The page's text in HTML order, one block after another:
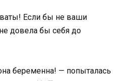
Если бы не ваши
довела бы себя до
беременна! — попыталась